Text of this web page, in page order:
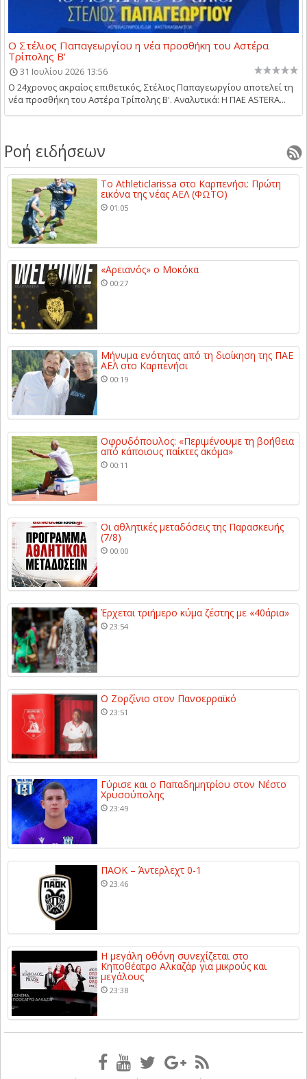
Ο Στέλιος Παπαγεωργίου η νέα προσθήκη του Αστέρα
Τρίπολης Β'
31 Ιουλίου 2026 13:56
Ο 24χρονος ακραίος επιθετικός, Στέλιος Παπαγεωργίου αποτελεί τη
νέα προσθήκη του Αστέρα Τρίπολης Β'. Αναλυτικά: Η ΠΑΕ ASTERA...
Ροή ειδήσεων
Το Athleticlarissa στο Καρπενήσι: Πρώτη
εικόνα της νέας ΑΕΛ (ΦΩΤΟ)
01:05
«Αρειανός» ο Μοκόκα
00:27
Μήνυμα ενότητας από τη διοίκηση της ΠΑΕ
ΑΕΛ στο Καρπενήσι
00:19
Οφρυδόπουλος: «Περιμένουμε τη βοήθεια
από κάποιους παίκτες ακόμα»
00:11
Οι αθλητικές μεταδόσεις της Παρασκευής
(7/8)
00:00
Έρχεται τριήμερο κύμα ζέστης με «40άρια»
23:54
Ο Ζορζίνιο στον Πανσερραϊκό
23:51
Γύρισε και ο Παπαδημητρίου στον Νέστο
Χρυσούπολης
23:49
ΠΑΟΚ – Άντερλεχτ 0-1
23:46
Η μεγάλη οθόνη συνεχίζεται στο
Κηποθέατρο Αλκαζάρ για μικρούς και
μεγάλους
23:38